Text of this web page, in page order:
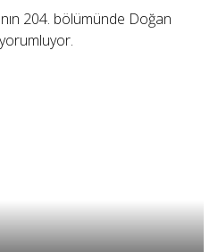
204. bölümünde Doğan
yorumluyor.